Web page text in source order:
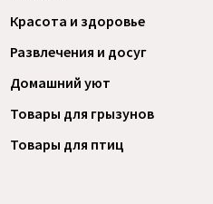
Красота и здоровье
Развлечения и досуг
Домашний уют
Товары для грызунов
Товары для птиц